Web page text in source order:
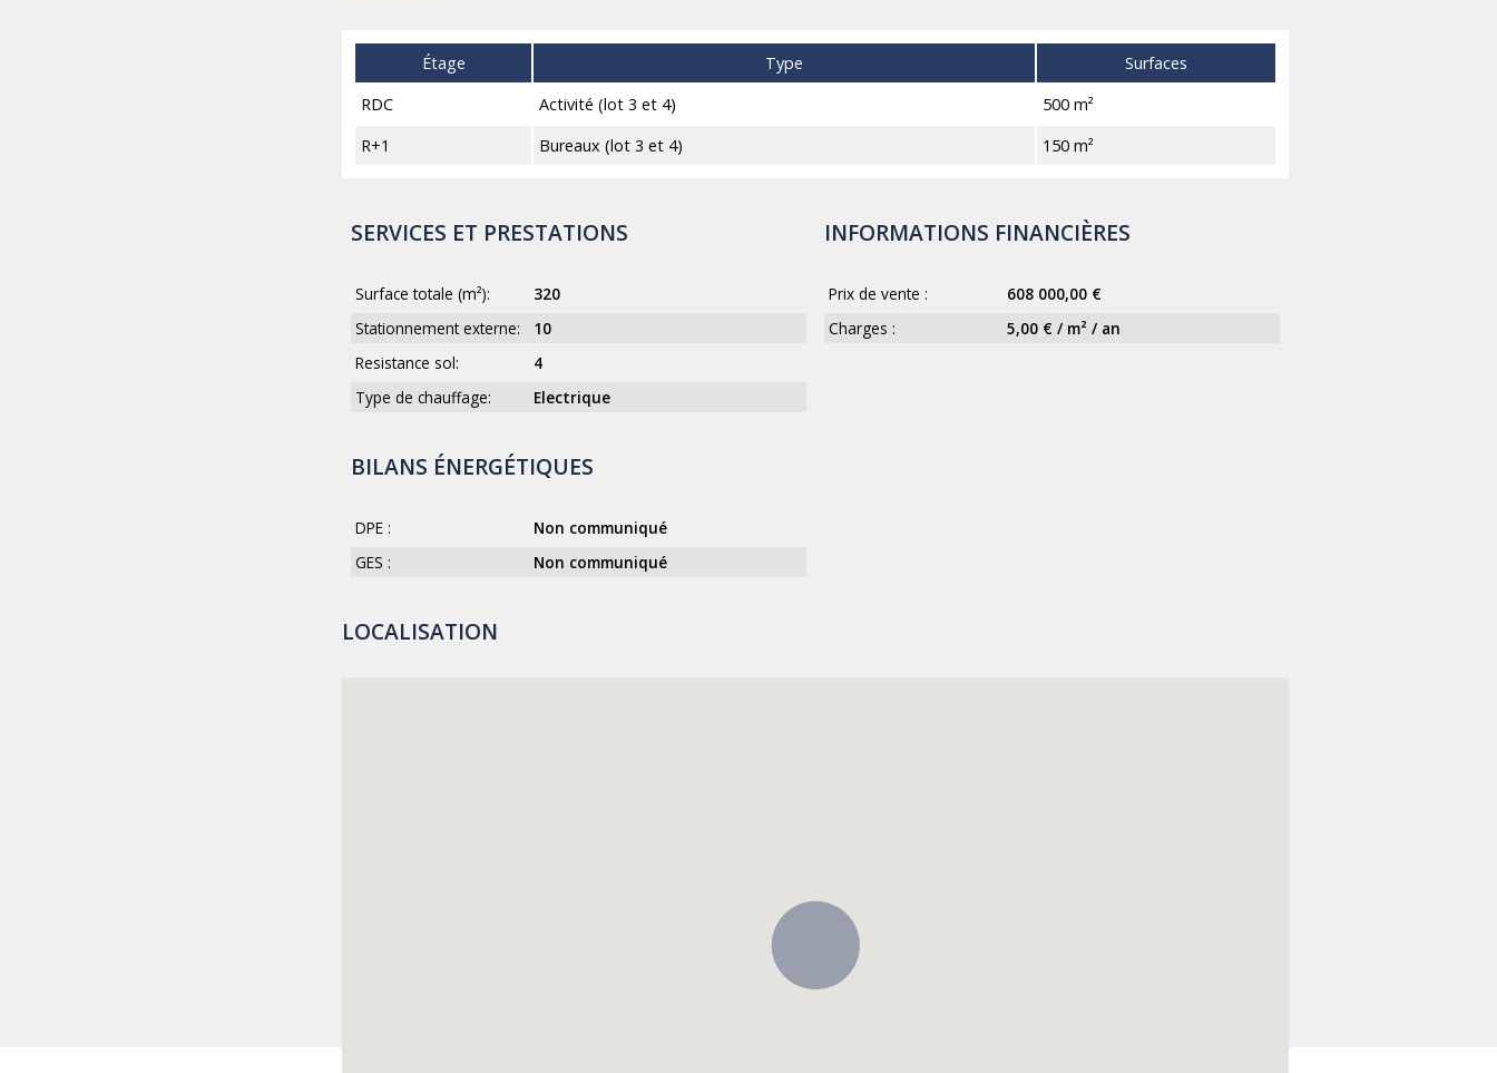
Étage Type
Surfaces
RDC
Activité (lot 3 et 4)
500 m²
R+1
Bureaux (lot 3 et 4) 150 m²
SERVICES ET PRESTATIONS
Surface totale (m²):
320
Stationnement externe:
10
Resistance sol:
4
Type de chauffage:
Electrique
INFORMATIONS FINANCIÈRES
Prix de vente :
608 000,00 €
Charges :
5,00 € / m² / an
BILANS ÉNERGÉTIQUES
DPE :
Non communiqué
GES :
Non communiqué
LOCALISATION